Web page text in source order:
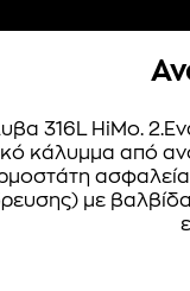
316L HiMo.
κάλυμμα από
με